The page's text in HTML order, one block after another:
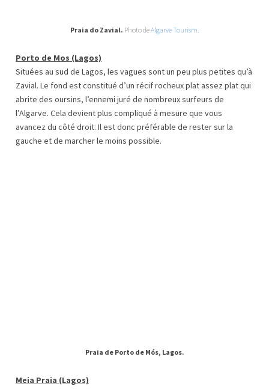
Praia do Zavial. Photo deAlgarve Tourism.
Porto de Mos (Lagos)
Situées au sud de Lagos, les vagues sont un peu plus petites qu’à
Zavial. Le fond est constitué d’un récif rocheux plat assez plat qui
abrite des oursins, l’ennemi juré de nombreux surfeurs de
l’Algarve. Cela devient plus compliqué à mesure que vous
avancez du côté droit. Il est donc préférable de rester sur la
gauche et de marcher le moins possible.
Praia de Porto de Mós, Lagos.
Meia Praia (Lagos)